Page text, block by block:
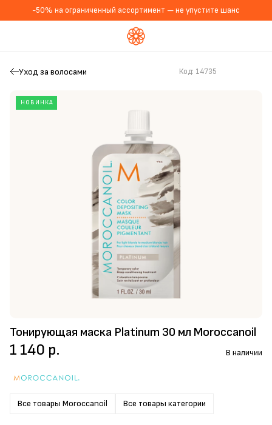
-50% на ограниченный ассортимент — не упустите шанс
Уход за волосами
НОВИНКА
Тонирующая маска Platinum 30 мл Moroccanoil
Код: 14735
Все товары Moroccanoil Все товары категории
1 140 р. В наличии